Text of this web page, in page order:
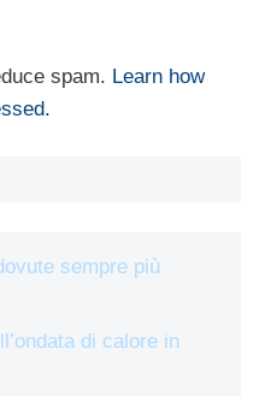
spam. Learn how
sempre più
di calore in